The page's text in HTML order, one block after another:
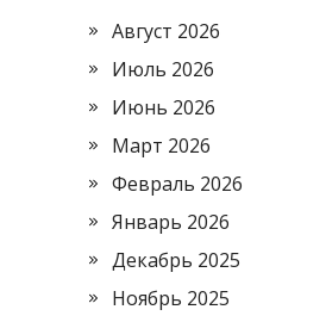
Август 2026
Июль 2026
Июнь 2026
Март 2026
Февраль 2026
Январь 2026
Декабрь 2025
Ноябрь 2025